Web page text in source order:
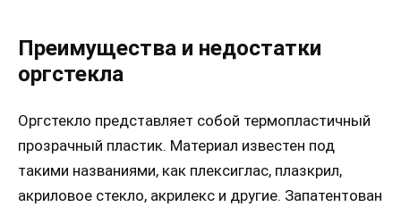
Преимущества и недостатки
оргстекла
Оргстекло представляет собой термопластичный
прозрачный пластик. Материал известен под
такими названиями, как плексиглас, плазкрил,
акриловое стекло, акрилекс и другие. Запатентован